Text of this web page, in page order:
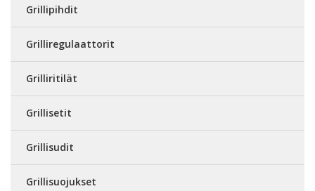
Grillipihdit
Grilliregulaattorit
Grilliritilät
Grillisetit
Grillisudit
Grillisuojukset